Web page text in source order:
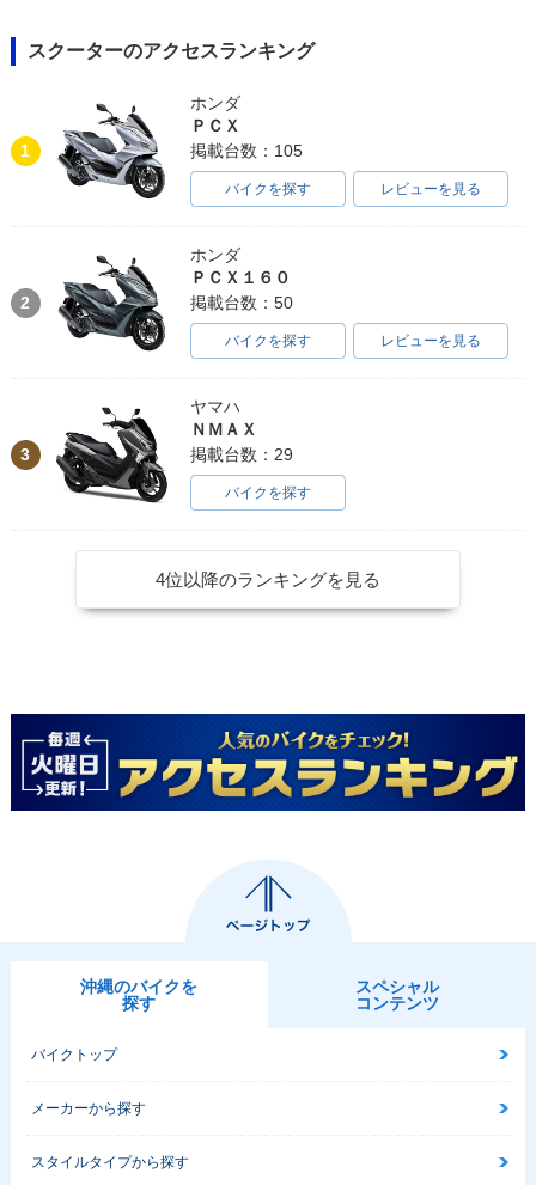
スクーターのアクセスランキング
1
ホンダ
ＰＣＸ
掲載台数：105
バイクを探す レビューを見る
2
ホンダ
ＰＣＸ１６０
掲載台数：50
バイクを探す レビューを見る
3
ヤマハ
ＮＭＡＸ
掲載台数：29
バイクを探す
4位以降のランキングを見る
沖縄のバイクを
探す
スペシャル
コンテンツ
バイクトップ
メーカーから探す
スタイルタイプから探す